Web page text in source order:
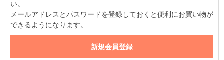
い。
メールアドレスとパスワードを登録しておくと便利にお買い物が
できるようになります。